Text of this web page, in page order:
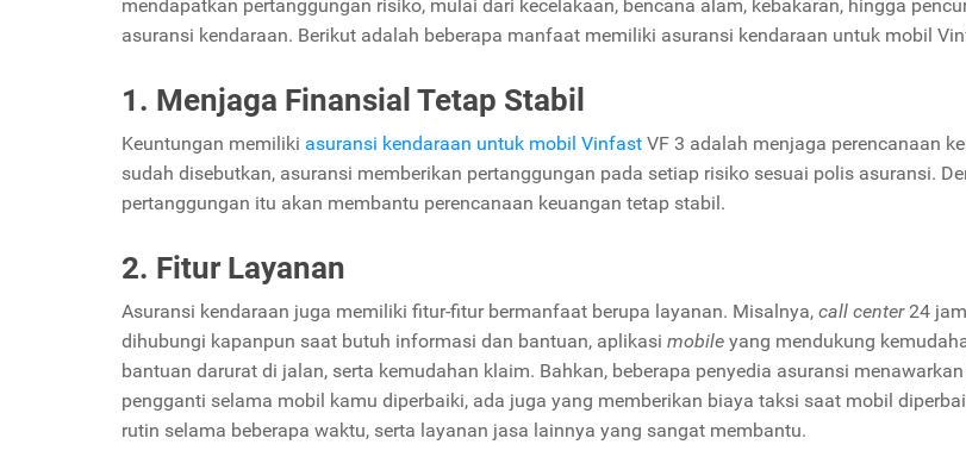
mendapatkan pertanggungan risiko, mulai dari kecelakaan, bencana alam, kebakaran, hingga
asuransi kendaraan. Berikut adalah beberapa manfaat memiliki asuransi kendaraan untuk mobil
1. Menjaga Finansial Tetap Stabil
Keuntungan memiliki asuransi kendaraan untuk mobil Vinfast VF 3 adalah menjaga perencanaan
sudah disebutkan, asuransi memberikan pertanggungan pada setiap risiko sesuai polis asuransi.
pertanggungan itu akan membantu perencanaan keuangan tetap stabil.
2. Fitur Layanan
Asuransi kendaraan juga memiliki fitur-fitur bermanfaat berupa layanan. Misalnya, call center24
dihubungi kapanpun saat butuh informasi dan bantuan, aplikasi mobile yang mendukung
bantuan darurat di jalan, serta kemudahan klaim. Bahkan, beberapa penyedia asuransi
pengganti selama mobil kamu diperbaiki, ada juga yang memberikan biaya taksi saat mobil
rutin selama beberapa waktu, serta layanan jasa lainnya yang sangat membantu.